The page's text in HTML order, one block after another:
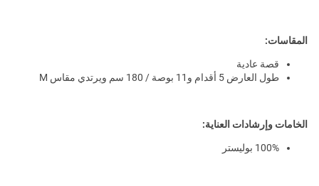
المقاسات:
قصة عادية
طول العارض 5 أقدام و11 بوصة / 180 سم ويرتدي مقاس M
الخامات وإرشادات العناية:
100% بوليستر